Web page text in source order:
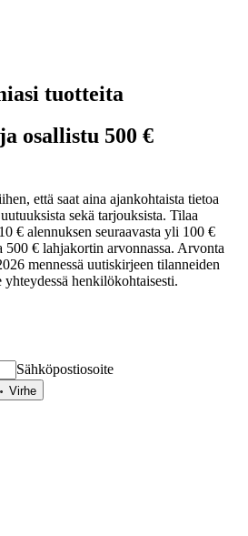
tuotteita
osallistu 500 €
että saat aina ajankohtaista tietoa
sekä tarjouksista. Tilaa
€ alennuksen seuraavasta yli 100 €
500 € lahjakortin arvonnassa. Arvonta
mennessä uutiskirjeen tilanneiden
henkilökohtaisesti.
Sähköpostiosoite
Virhe